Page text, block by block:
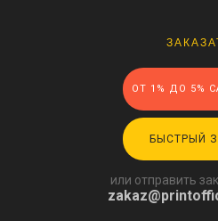
ОТ 1% ДО 5%
БЫСТРЫЙ
или отправить